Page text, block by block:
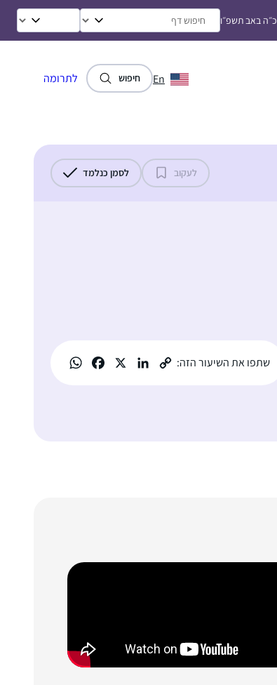
כ״ה באב תשפ״ו
En חיפוש לתרומה
לעקוב לסמן כנלמד
שתפו את השיעור הזה: